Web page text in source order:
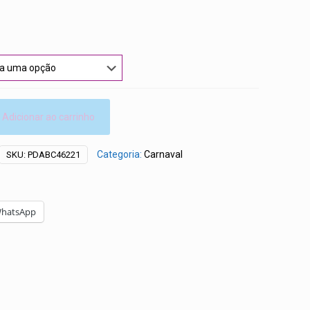
Adicionar ao carrinho
SKU: PDABC46221 Categoria: Carnaval